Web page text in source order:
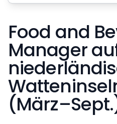
Food and
Manager